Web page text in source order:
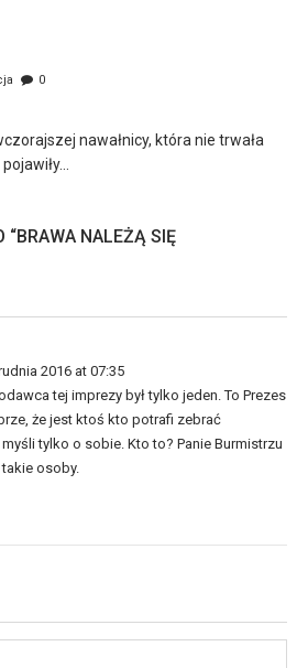
0
nawałnicy, która nie trwała
“BRAWA NALEŻĄ SIĘ
2016 at 07:35
tej imprezy był tylko jeden. To Prezes
że jest ktoś kto potrafi zebrać
tylko o sobie. Kto to? Panie Burmistrzu
osoby.